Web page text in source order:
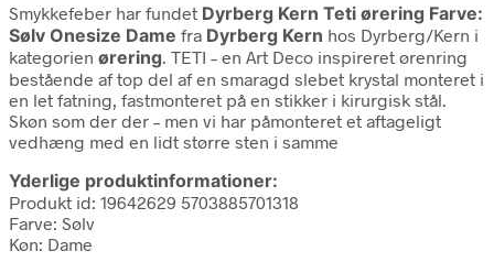
Smykkefeber har fundet Dyrberg Kern Teti ørering Farve:
Sølv Onesize Dame fra Dyrberg Kern hos Dyrberg/Kern i
kategorien ørering. TETI – en Art Deco inspireret ørenring
bestående af top del af en smaragd slebet krystal monteret i
en let fatning, fastmonteret på en stikker i kirurgisk stål.
Skøn som der der – men vi har påmonteret et aftageligt
vedhæng med en lidt større sten i samme
Yderlige produktinformationer:
Produkt id: 19642629 5703885701318
Farve: Sølv
Køn: Dame